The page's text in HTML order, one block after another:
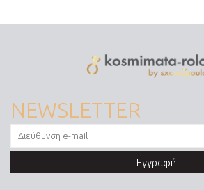
NEWSLETTER
Εγγραφή